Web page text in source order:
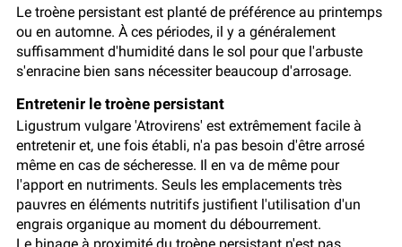
Le troène persistant est planté de préférence au printemps
ou en automne. À ces périodes, il y a généralement
suffisamment d'humidité dans le sol pour que l'arbuste
s'enracine bien sans nécessiter beaucoup d'arrosage.
Entretenir le troène persistant
Ligustrum vulgare 'Atrovirens' est extrêmement facile à
entretenir et, une fois établi, n'a pas besoin d'être arrosé
même en cas de sécheresse. Il en va de même pour
l'apport en nutriments. Seuls les emplacements très
pauvres en éléments nutritifs justifient l'utilisation d'un
engrais organique au moment du débourrement.